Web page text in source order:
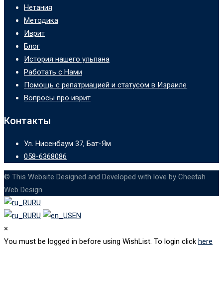
Нетания
Методика
Иврит
Блог
История нашего ульпана
Работать с Нами
Помощь с репатриацией и статусом в Израиле
Вопросы про иврит
Контакты
Ул. Нисенбаум 37, Бат-Ям
058-6368086
© This Website Designed and Developed with love by Cheetah
Web Design
RU
RU
EN
×
You must be logged in before using WishList. To login click here